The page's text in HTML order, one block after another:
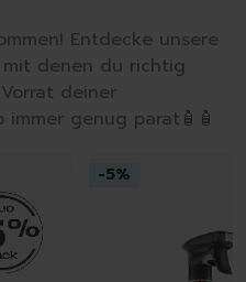
Entdecke unsere
mit denen du richtig
deiner
genug parat🧴🧴
-5%